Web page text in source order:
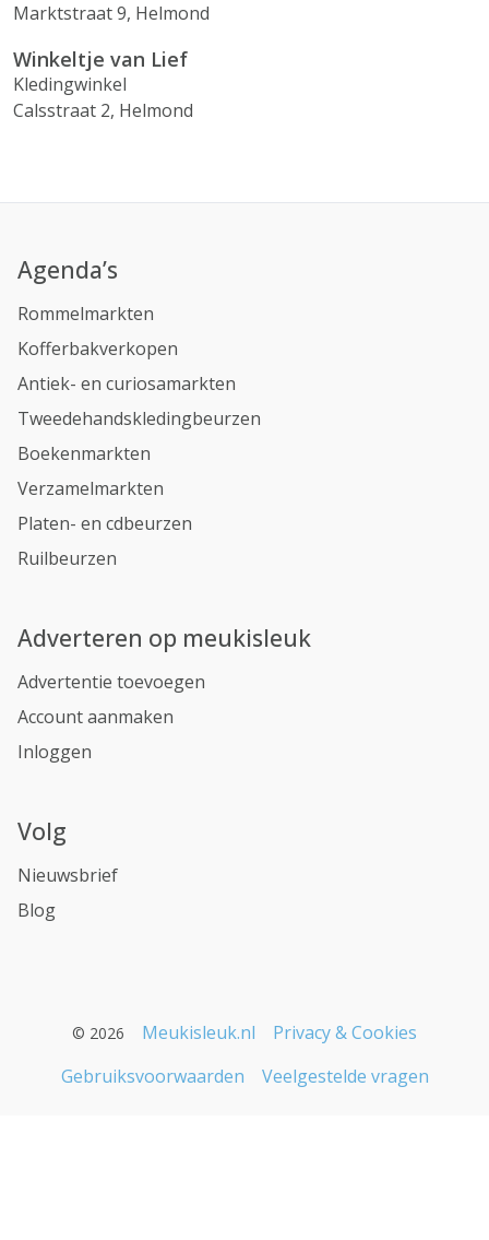
Marktstraat 9, Helmond
Winkeltje van Lief
Kledingwinkel
Calsstraat 2, Helmond
Agenda’s
Rommelmarkten
Kofferbakverkopen
Antiek- en curiosamarkten
Tweedehandskledingbeurzen
Boekenmarkten
Verzamelmarkten
Platen- en cdbeurzen
Ruilbeurzen
Adverteren op meukisleuk
Advertentie toevoegen
Account aanmaken
Inloggen
Volg
Nieuwsbrief
Blog
© 2026 Meukisleuk.nl
Privacy & Cookies
Gebruiksvoorwaarden
Veelgestelde vragen